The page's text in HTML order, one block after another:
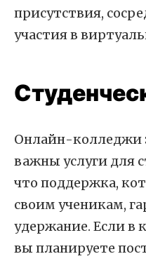
присутствия,
участия в
Онлайн-колледжи
важны услуги для
что поддержка,
своим ученикам,
удержание. Если в
вы планируете